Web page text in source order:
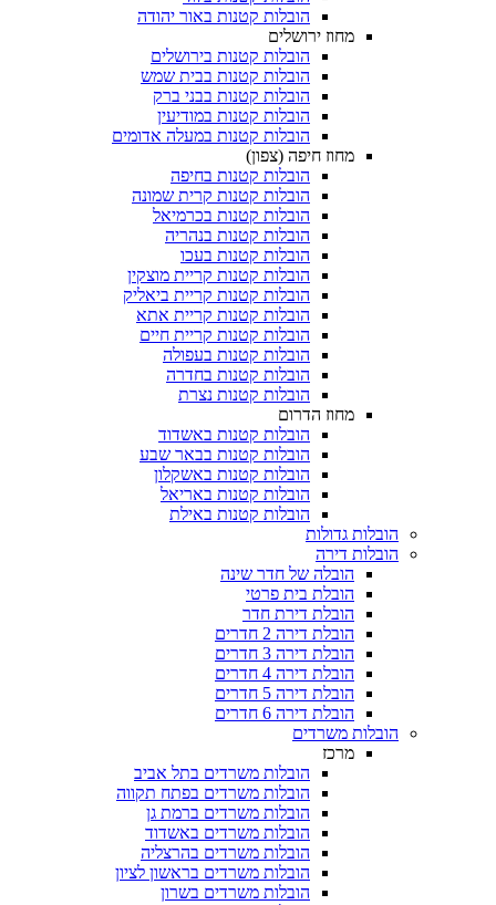
הובלות קטנות באור יהודה
מחוז ירושלים
הובלות קטנות בירושלים
הובלות קטנות בבית שמש
הובלות קטנות בבני ברק
הובלות קטנות במודיעין
הובלות קטנות במעלה אדומים
מחוז חיפה (צפון)
הובלות קטנות בחיפה
הובלות קטנות קרית שמונה
הובלות קטנות בכרמיאל
הובלות קטנות בנהריה
הובלות קטנות בעכו
הובלות קטנות קריית מוצקין
הובלות קטנות קריית ביאליק
הובלות קטנות קריית אתא
הובלות קטנות קריית חיים
הובלות קטנות בעפולה
הובלות קטנות בחדרה
הובלות קטנות נצרת
מחוז הדרום
הובלות קטנות באשדוד
הובלות קטנות בבאר שבע
הובלות קטנות באשקלון
הובלות קטנות באריאל
הובלות קטנות באילת
הובלות גדולות
הובלות דירה
הובלה של חדר שינה
הובלת בית פרטי
הובלת דירת חדר
הובלת דירה 2 חדרים
הובלת דירה 3 חדרים
הובלת דירה 4 חדרים
הובלת דירה 5 חדרים
הובלת דירה 6 חדרים
הובלות משרדים
מרכז
הובלות משרדים בתל אביב
הובלות משרדים בפתח תקווה
הובלות משרדים ברמת גן
הובלות משרדים באשדוד
הובלות משרדים בהרצליה
הובלות משרדים בראשון לציון
הובלות משרדים בשרון